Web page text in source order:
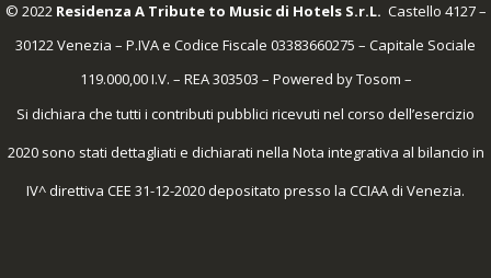
© 2022 Residenza A Tribute to Music di Hotels S.r.L. Castello 4127 –
30122 Venezia – P.IVA e Codice Fiscale 03383660275 – Capitale Sociale
119.000,00 I.V. – REA 303503 – Powered byTosom –
Si dichiara che tutti i contributi pubblici ricevuti nel corso dell’esercizio
2020 sono stati dettagliati e dichiarati nella Nota integrativa al bilancio in
IV^ direttiva CEE 31-12-2020 depositato presso la CCIAA di Venezia.